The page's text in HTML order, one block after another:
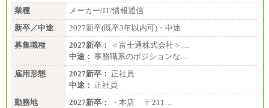
業種
メーカー/IT/情報通信
新卒／中途
2027新卒(既卒3年以内可)・中途
募集職種
2027新卒：
＜富士通株式会社＞…
中途： 事務職系のポジションな…
雇用形態
2027新卒： 正社員
中途： 正社員
勤務地
2027新卒：
・本店 〒211…